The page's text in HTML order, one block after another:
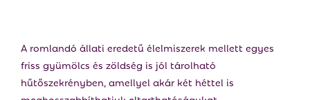
A romlandó állati eredetű élelmiszerek mellett egyes
friss gyümölcs és zöldség is jól tárolható
hűtőszekrényben, amellyel akár két héttel is